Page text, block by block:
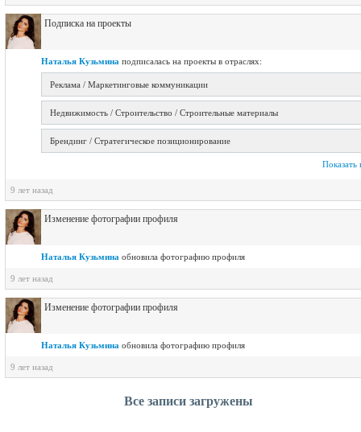
Подписка на проекты
Наталья Кузьмина подписалась на проекты в отраслях:
Реклама / Маркетинговые коммуникации
Недвижимость / Строительство / Строительные материалы
Брендинг / Стратегическое позиционирование
Показать
9 лет назад
Изменение фотографии профиля
Наталья Кузьмина обновилa фотографию профиля
9 лет назад
Изменение фотографии профиля
Наталья Кузьмина обновилa фотографию профиля
9 лет назад
Все записи загружены